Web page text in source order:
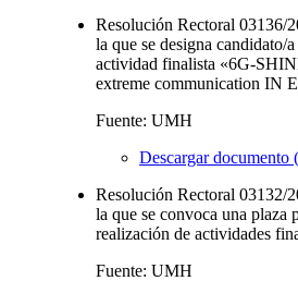
Resolución Rectoral 03136/
la que se designa candidato/
actividad finalista «6G-
extreme communication IN
Fuente: UMH
Descargar
Resolución Rectoral 03132/
la que se convoca una plaza
realización de actividades
Fuente: UMH